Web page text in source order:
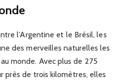
l’Argentine et le Brésil, les
des merveilles naturelles les
monde. Avec plus de 275
près de trois kilomètres, elles